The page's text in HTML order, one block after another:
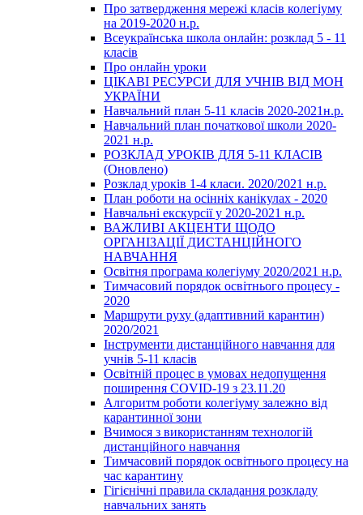
Про затвердження мережі класів колегіуму
на 2019-2020 н.р.
Всеукраїнська школа онлайн: розклад 5 - 11
класів
Про онлайн уроки
ЦІКАВІ РЕСУРСИ ДЛЯ УЧНІВ ВІД МОН
УКРАЇНИ
Навчальний план 5-11 класів 2020-2021н.р.
Навчальний план початкової школи 2020-
2021 н.р.
РОЗКЛАД УРОКІВ ДЛЯ 5-11 КЛАСІВ
(Оновлено)
Розклад уроків 1-4 класи. 2020/2021 н.р.
План роботи на осінніх канікулах - 2020
Навчальні екскурсії у 2020-2021 н.р.
ВАЖЛИВІ АКЦЕНТИ ЩОДО
ОРГАНІЗАЦІЇ ДИСТАНЦІЙНОГО
НАВЧАННЯ
Освітня програма колегіуму 2020/2021 н.р.
Тимчасовий порядок освітнього процесу -
2020
Маршрути руху (адаптивний карантин)
2020/2021
Інструменти дистанційного навчання для
учнів 5-11 класів
Освітній процес в умовах недопущення
поширення COVID-19 з 23.11.20
Алгоритм роботи колегіуму залежно від
карантинної зони
Вчимося з використанням технологій
дистанційного навчання
Тимчасовий порядок освітнього процесу на
час карантину
Гігієнічні правила складання розкладу
навчальних занять